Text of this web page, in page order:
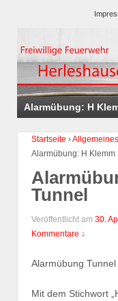
Alarmübung: H
Startseite ›Allgemeines
Alarmübung: H Klemm
Tunnel
Veröffentlicht am 30.
Kommentare ↓
Alarmübung
Mit dem Stichwort